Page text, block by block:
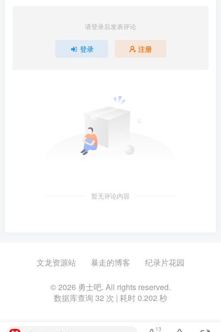
请登录后发表评论
登录 注册
暂无评论内容
文龙资源站 暴走的博客 纪录片花园
© 2026 勇士吧. All rights reserved.
数据库查询 32 次 | 耗时 0.202 秒
13